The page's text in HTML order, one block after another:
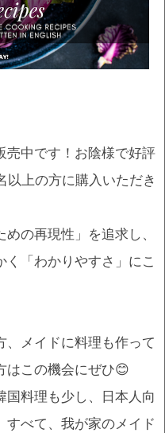
売中です！お陰様で好評
以上の方に購入いただき
めの再現性」を追求し、
「わかりやすさ」にこ
、メイドに料理も作って
はこの機会にぜひ😊
国料理も少し、日本人向
すべて、我が家のメイド